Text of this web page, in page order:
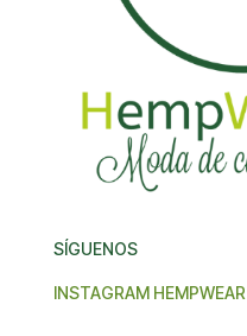
SÍGUENOS
INSTAGRAM HEMPWEAR